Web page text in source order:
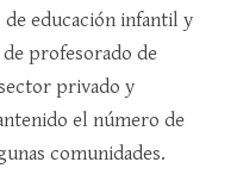
educación infantil y
profesorado de
privado y
el número de
comunidades.